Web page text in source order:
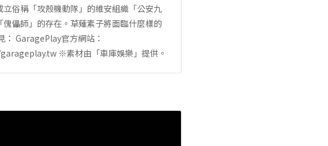
俗稱「攻殼機動隊」的維安組織「公安九
儡師」的存在。草薙素子將面臨什麼樣的
GaragePlay官方網站：
※素材由「車庫娛樂」提供。